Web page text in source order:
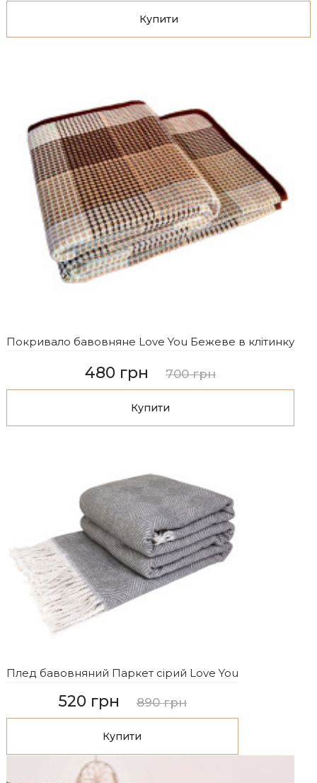
Купити
Покривало бавовняне Love You Бежеве в клітинку
480 грн 700 грн
Купити
Плед бавовняний Паркет сірий Love You
520 грн 890 грн
Купити